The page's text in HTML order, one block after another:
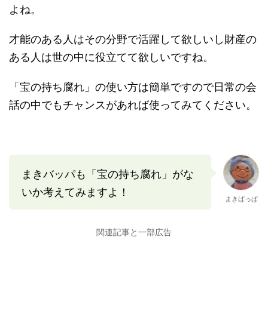
よね。
才能のある人はその分野で活躍して欲しいし財産の
ある人は世の中に役立てて欲しいですね。
「宝の持ち腐れ」の使い方は簡単ですので日常の会
話の中でもチャンスがあれば使ってみてください。
まきバッパも「宝の持ち腐れ」がな
いか考えてみますよ！
まきばっぱ
関連記事と一部広告